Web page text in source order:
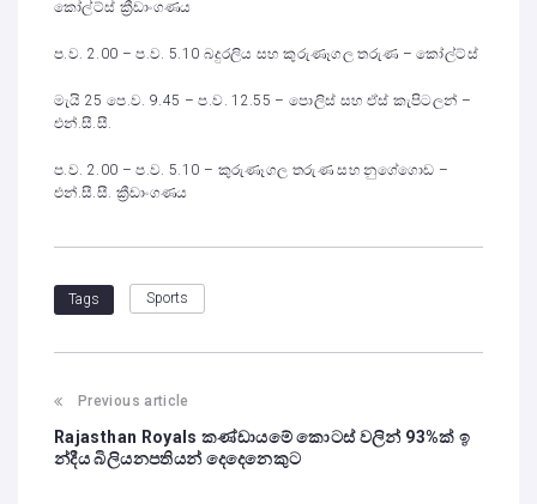
කෝල්ට්ස් ක්‍රීඩාංගණය
ප.ව. 2.00 – ප.ව. 5.10 බදුරලිය සහ කුරුණෑගල තරුණ – කෝල්ට්ස්
මැයි 25 පෙ.ව. 9.45 – ප.ව. 12.55 – පොලිස් සහ ඒස් කැපිටලන් –
එන්.සී.සී.
ප.ව. 2.00 – ප.ව. 5.10 – කුරුණෑගල තරුණ සහ නුගේගොඩ –
එන්.සී.සී. ක්‍රීඩාංගණය
Tags Sports
Previous article
Rajasthan Royals කණ්ඩායමේ කොටස් වලින් 93%ක් ඉ
න්දීය බිලියනපතියන් දෙදෙනෙකුට